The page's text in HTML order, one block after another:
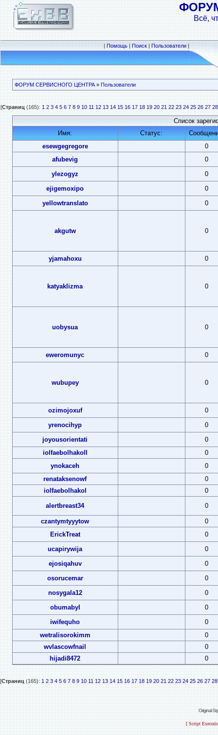
Всё,
|Помощь|Поиск|Пользователи|
ФОРУМ СЕРВИСНОГО ЦЕНТРА» Пользователи
[Страниц(165):1 2 3 4 5 6 7 8 9 10 11 12 13 14 15 16 17 18 19 20 21 22 23 24 25 26 27 28
Список
Имя:
Статус:
esewgegregore
0
afubevig
0
ylezogyz
0
ejigemoxipo
0
yellowtranslato
0
akgutw 0
yjamahoxu 0
katyaklizma 0
uobysua 0
eweromunyc 0
wubupey 0
ozimojoxuf
0
yrenocihyp
0
joyousorientati
0
iolfaebolhakoll
0
ynokaceh
0
renataksenowf
0
iolfaebolhakol
0
alertbreast34 0
czantymtyyytow
0
ErickTreat
0
ucapirywija
0
ejosiqahuv
0
osorucemar
0
nosygala12
0
obumabyl
0
iwifequho
0
wetralisorokimm
0
wvlascowfnail
0
hijadi8472
0
[Страниц(165):1 2 3 4 5 6 7 8 9 10 11 12 13 14 15 16 17 18 19 20 21 22 23 24 25 26 27 28
Original
[ Script